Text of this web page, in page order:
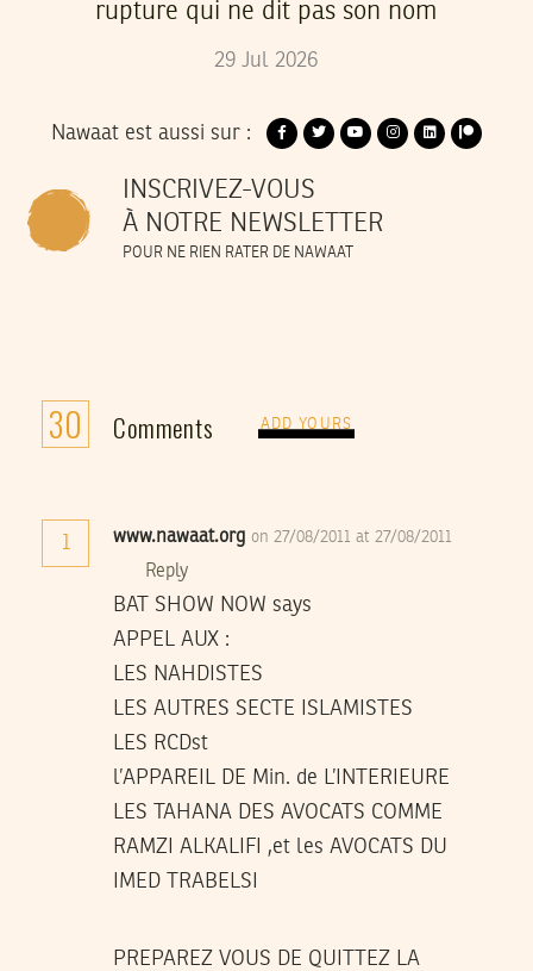
rupture qui ne dit pas son nom
29 Jul 2026
Nawaat est aussi sur :
INSCRIVEZ-VOUS
À NOTRE NEWSLETTER
POUR NE RIEN RATER DE NAWAAT
30 Comments ADD YOURS
1 www.nawaat.org on 27/08/2011 at 27/08/2011
Reply
BAT SHOW NOW says
APPEL AUX :
LES NAHDISTES
LES AUTRES SECTE ISLAMISTES
LES RCDst
l’APPAREIL DE Min. de L’INTERIEURE
LES TAHANA DES AVOCATS COMME
RAMZI ALKALIFI ,et les AVOCATS DU
IMED TRABELSI
PREPAREZ VOUS DE QUITTEZ LA